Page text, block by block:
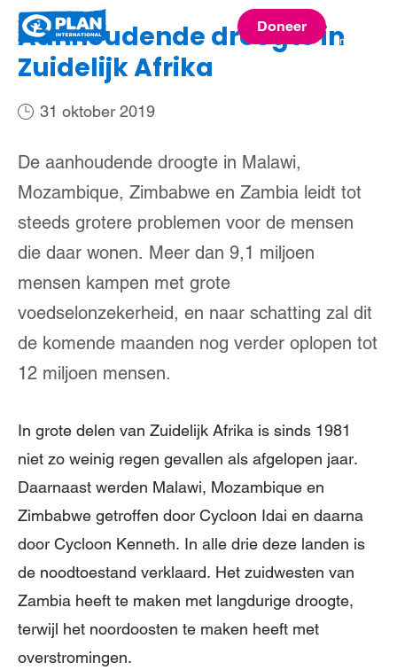
Plan
International
Doneer
menu
Aanhoudende droogte in
Zuidelijk Afrika
31 oktober 2019
De aanhoudende droogte in Malawi,
Mozambique, Zimbabwe en Zambia leidt tot
steeds grotere problemen voor de mensen
die daar wonen. Meer dan 9,1 miljoen
mensen kampen met grote
voedselonzekerheid, en naar schatting zal dit
de komende maanden nog verder oplopen tot
12 miljoen mensen.
In grote delen van Zuidelijk Afrika is sinds 1981
niet zo weinig regen gevallen als afgelopen jaar.
Daarnaast werden Malawi, Mozambique en
Zimbabwe getroffen door Cycloon Idai en daarna
door Cycloon Kenneth. In alle drie deze landen is
de noodtoestand verklaard. Het zuidwesten van
Zambia heeft te maken met langdurige droogte,
terwijl het noordoosten te maken heeft met
overstromingen.